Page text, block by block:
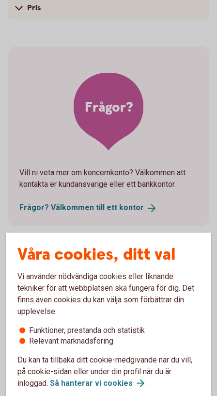
Pris
Frågor?
Vill ni veta mer om koncernkonto? Välkommen att
kontakta er kundansvarige eller ett bankkontor.
Frågor? Välkommen till ett kontor
Företagskonton
Företagskonto
Bankgironummer
Valutakonto
Våra cookies, ditt val
Vi använder nödvändiga cookies eller liknande
tekniker för att webbplatsen ska fungera för dig. Det
finns även cookies du kan välja som förbättrar din
upplevelse:
Funktioner, prestanda och statistik
Relevant marknadsföring
Du kan ta tillbaka ditt cookie-medgivande när du vill,
på cookie-sidan eller under din profil när du är
inloggad. Så hanterar vi cookies .